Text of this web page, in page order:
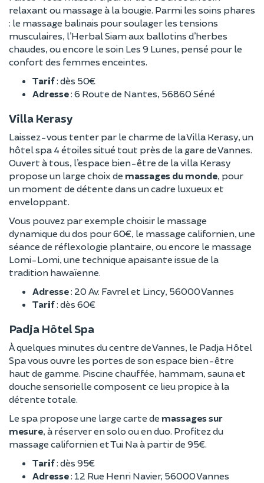
relaxant ou massage à la bougie. Parmi les soins phares
: le massage balinais pour soulager les tensions
musculaires, l’Herbal Siam aux ballotins d’herbes
chaudes, ou encore le soin Les 9 Lunes, pensé pour le
confort des femmes enceintes.
Tarif: dès 50€
Adresse: 6 Route de Nantes, 56860 Séné
Villa Kerasy
Laissez-vous tenter par le charme de la Villa Kerasy, un
hôtel spa 4 étoiles situé tout près de la gare de Vannes.
Ouvert à tous, l’espace bien-être de la villa Kerasy
propose un large choix de massages du monde , pour
un moment de détente dans un cadre luxueux et
enveloppant.
Vous pouvez par exemple choisir le massage
dynamique du dos pour 60€, le massage californien, une
séance de réflexologie plantaire, ou encore le massage
Lomi-Lomi, une technique apaisante issue de la
tradition hawaïenne.
Adresse: 20 Av. Favrel et Lincy, 56000 Vannes
Tarif: dès 60€
Padja Hôtel Spa
À quelques minutes du centre de Vannes, le Padja Hôtel
Spa vous ouvre les portes de son espace bien-être
haut de gamme. Piscine chauffée, hammam, sauna et
douche sensorielle composent ce lieu propice à la
détente totale.
Le spa propose une large carte de massages sur
mesure , à réserver en solo ou en duo. Profitez du
massage californien et Tui Na à partir de 95€.
Tarif: dès 95€
Adresse: 12 Rue Henri Navier, 56000 Vannes